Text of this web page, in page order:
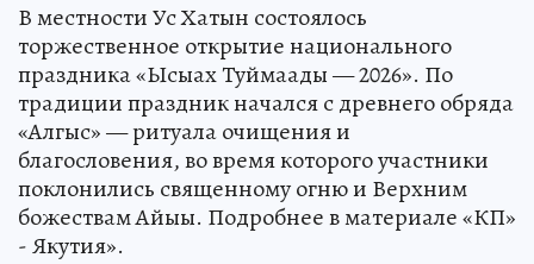
В местности Ус Хатын состоялось
торжественное открытие национального
праздника «Ысыах Туймаады — 2026». По
традиции праздник начался с древнего обряда
«Алгыс» — ритуала очищения и
благословения, во время которого участники
поклонились священному огню и Верхним
божествам Айыы. Подробнее в материале «КП»
- Якутия».